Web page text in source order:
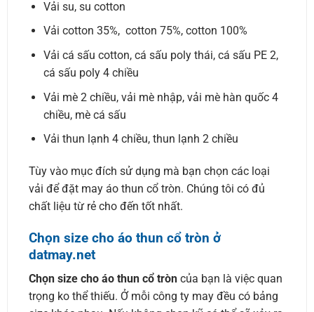
Vải su, su cotton
Vải cotton 35%, cotton 75%, cotton 100%
Vải cá sấu cotton, cá sấu poly thái, cá sấu PE 2,
cá sấu poly 4 chiều
Vải mè 2 chiều, vải mè nhập, vải mè hàn quốc 4
chiều, mè cá sấu
Vải thun lạnh 4 chiều, thun lạnh 2 chiều
Tùy vào mục đích sử dụng mà bạn chọn các loại
vải để đặt may áo thun cổ tròn. Chúng tôi có đủ
chất liệu từ rẻ cho đến tốt nhất.
Chọn size cho áo thun cổ tròn ở
datmay.net
Chọn size cho áo thun cổ tròn của bạn là việc quan
trọng ko thể thiếu. Ở mỗi công ty may đều có bảng